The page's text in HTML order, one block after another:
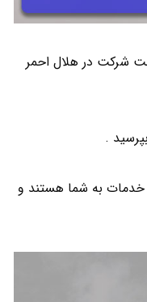
شرکت در هلال احمر
.
خدمات به شما هستند و